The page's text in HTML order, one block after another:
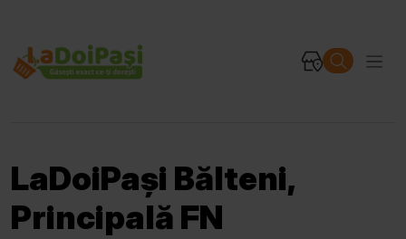
LaDoiPași Bălteni,
Principală FN